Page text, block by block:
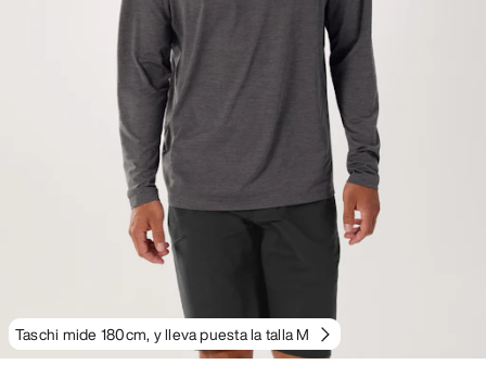
Taschi mide 180cm, y lleva puesta la talla M